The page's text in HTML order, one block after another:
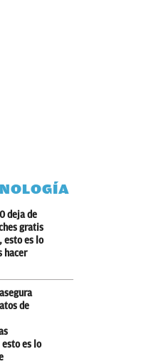
deja de
gratis
esto es lo
hacer
de
es lo